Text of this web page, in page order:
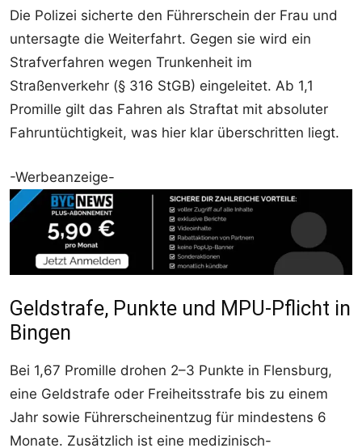
Die Polizei sicherte den Führerschein der Frau und
untersagte die Weiterfahrt. Gegen sie wird ein
Strafverfahren wegen Trunkenheit im
Straßenverkehr (§ 316 StGB) eingeleitet. Ab 1,1
Promille gilt das Fahren als Straftat mit absoluter
Fahruntüchtigkeit, was hier klar überschritten liegt.​
-Werbeanzeige-
Geldstrafe, Punkte und MPU-Pflicht in
Bingen
Bei 1,67 Promille drohen 2–3 Punkte in Flensburg,
eine Geldstrafe oder Freiheitsstrafe bis zu einem
Jahr sowie Führerscheinentzug für mindestens 6
Monate. Zusätzlich ist eine medizinisch-